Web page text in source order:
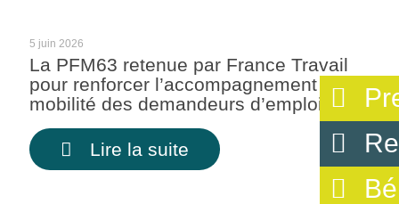
5 juin 2026
La PFM63 retenue par France Travail
pour renforcer l’accompagnement à la
mobilité des demandeurs d’emploi
Lire la suite